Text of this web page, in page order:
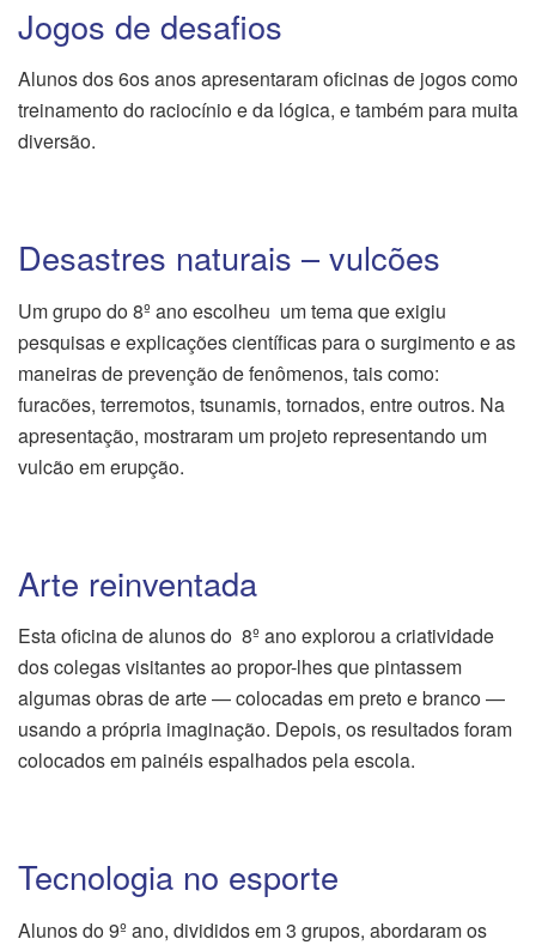
Jogos de desafios
Alunos dos 6os anos apresentaram oficinas de jogos como
treinamento do raciocínio e da lógica, e também para muita
diversão.
Desastres naturais – vulcões
Um grupo do 8º ano escolheu um tema que exigiu
pesquisas e explicações científicas para o surgimento e as
maneiras de prevenção de fenômenos, tais como:
furacões, terremotos, tsunamis, tornados, entre outros. Na
apresentação, mostraram um projeto representando um
vulcão em erupção.
Arte reinventada
Esta oficina de alunos do 8º ano explorou a criatividade
dos colegas visitantes ao propor-lhes que pintassem
algumas obras de arte — colocadas em preto e branco —
usando a própria imaginação. Depois, os resultados foram
colocados em painéis espalhados pela escola.
Tecnologia no esporte
Alunos do 9º ano, divididos em 3 grupos, abordaram os